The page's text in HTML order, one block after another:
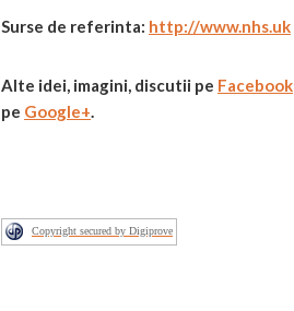
Surse de referinta: http://www.nhs.uk
Alte idei, imagini, discutii pe Facebook
pe Google+.
Copyright secured by Digiprove